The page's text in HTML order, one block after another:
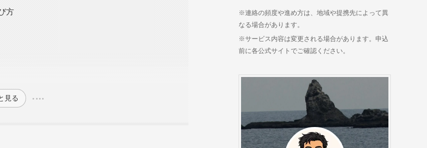
方
見る
※連絡の頻度や進め方は、地域や提携先によって異
なる場合があります。
※サービス内容は変更される場合があります。申込
前に各公式サイトでご確認ください。